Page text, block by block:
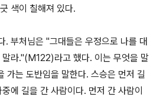
색이 칠해져 있다.
. 부처님은 "그대들은 우정으로 나를 대
말라."(M122)라고 했다. 이는 무엇을 말
가는 도반임을 말한다. 스승은 먼저 길
에 길을 간 사람이다. 먼저 간 사람이